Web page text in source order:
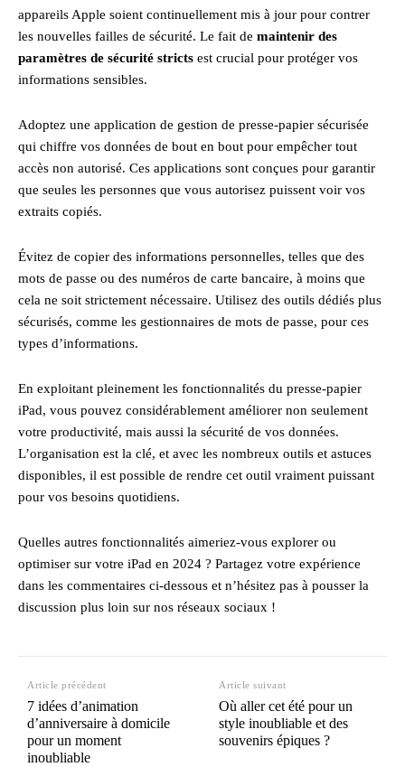
appareils Apple soient continuellement mis à jour pour contrer
les nouvelles failles de sécurité. Le fait de maintenir des
paramètres de sécurité stricts est crucial pour protéger vos
informations sensibles.
Adoptez une application de gestion de presse-papier sécurisée
qui chiffre vos données de bout en bout pour empêcher tout
accès non autorisé. Ces applications sont conçues pour garantir
que seules les personnes que vous autorisez puissent voir vos
extraits copiés.
Évitez de copier des informations personnelles, telles que des
mots de passe ou des numéros de carte bancaire, à moins que
cela ne soit strictement nécessaire. Utilisez des outils dédiés plus
sécurisés, comme les gestionnaires de mots de passe, pour ces
types d’informations.
En exploitant pleinement les fonctionnalités du presse-papier
iPad, vous pouvez considérablement améliorer non seulement
votre productivité, mais aussi la sécurité de vos données.
L’organisation est la clé, et avec les nombreux outils et astuces
disponibles, il est possible de rendre cet outil vraiment puissant
pour vos besoins quotidiens.
Quelles autres fonctionnalités aimeriez-vous explorer ou
optimiser sur votre iPad en 2024 ? Partagez votre expérience
dans les commentaires ci-dessous et n’hésitez pas à pousser la
discussion plus loin sur nos réseaux sociaux !
Article précédent
7 idées d’animation
d’anniversaire à domicile
pour un moment
inoubliable
Article suivant
Où aller cet été pour un
style inoubliable et des
souvenirs épiques ?